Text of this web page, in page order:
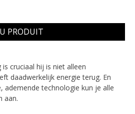
PRODUIT
is cruciaal hij is niet alleen
daadwerkelijk energie terug. En
ademende technologie kun je alle
aan.